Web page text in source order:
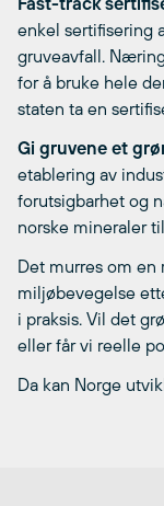
enkel sertifisering
gruveavfall.
for å bruke hele
staten ta en
Gi gruvene et
etablering av
forutsigbarhet og
norske mineraler
Det murres om
miljøbevegelse
i praksis. Vil det
eller får vi reelle
Da kan Norge